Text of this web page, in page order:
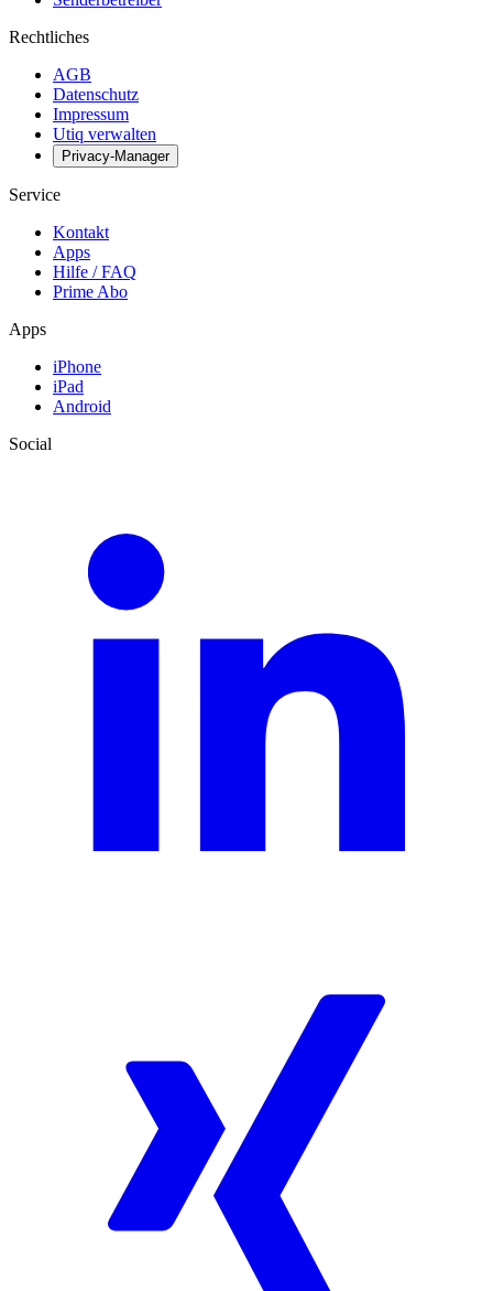
Rechtliches
AGB
Datenschutz
Impressum
Utiq verwalten
Privacy-Manager
Service
Kontakt
Apps
Hilfe / FAQ
Prime Abo
Apps
iPhone
iPad
Android
Social